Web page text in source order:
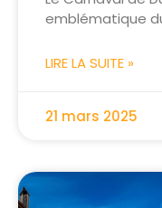
emblématique
LIRE LA SUITE »
21 mars 2025